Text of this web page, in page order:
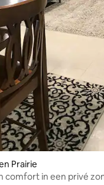
Prairie
comfort in een privé